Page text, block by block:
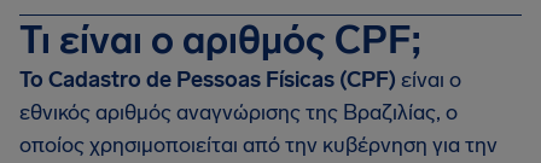
Τι είναι ο αριθμός CPF;
Το Cadastro de Pessoas Físicas (CPF) είναι ο
εθνικός αριθμός αναγνώρισης της Βραζιλίας, ο
οποίος χρησιμοποιείται από την κυβέρνηση για την